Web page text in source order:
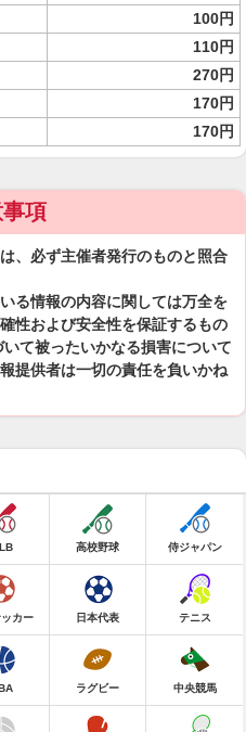
100円
110円
270円
170円
170円
項
、必ず主催者発行のものと照合
る情報の内容に関しては万全を
性および安全性を保証するもの
て被ったいかなる損害について
提供者は一切の責任を負いかね
高校野球 侍ジャパン
カー 日本代表 テニス
ラグビー 中央競馬